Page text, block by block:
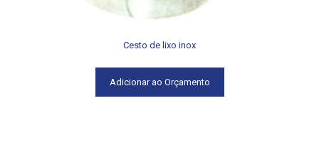
Cesto de lixo inox
Adicionar ao Orçamento